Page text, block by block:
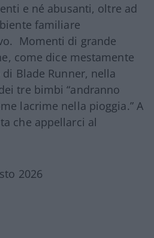
e né abusanti, oltre ad
familiare
Momenti di grande
come dice mestamente
di Blade Runner, nella
tre bimbi “andranno
lacrime nella pioggia.” A
che appellarci al
2026